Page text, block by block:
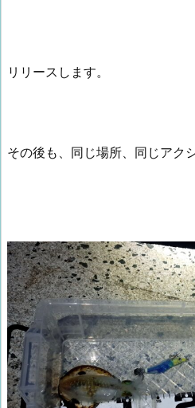
リリースします。
その後も、同じ場所、同じアク